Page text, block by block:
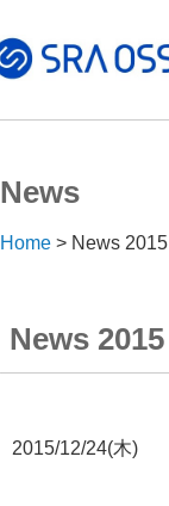
News
Home News 2015
News 2015
2015/12/24(木)